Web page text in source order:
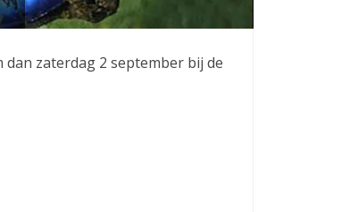
zaterdag 2 september bij de